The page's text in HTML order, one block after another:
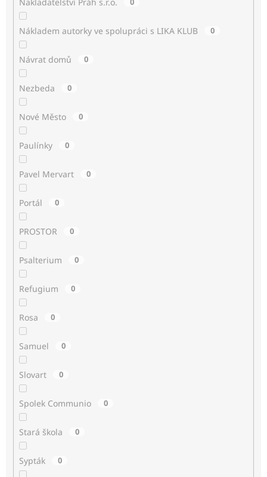
Nákladem autorky ve spolupráci s LIKA KLUB 0
Návrat domů 0
Nezbeda 0
Nové Město 0
Paulínky 0
Pavel Mervart 0
Portál 0
PROSTOR 0
Psalterium 0
Refugium 0
Rosa 0
Samuel 0
Slovart 0
Spolek Communio 0
Stará škola 0
Sypták 0